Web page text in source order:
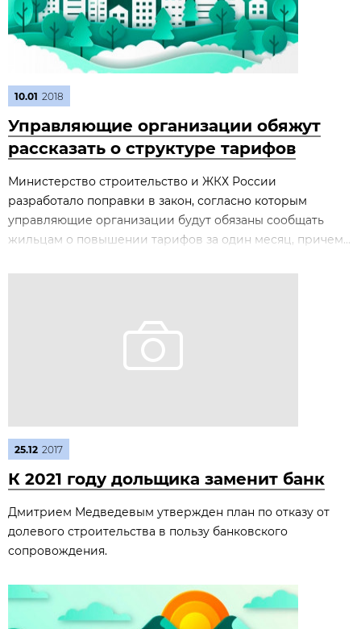
10.01 2018
Управляющие организации обяжут
рассказать о структуре тарифов
Министерство строительство и ЖКХ России
разработало поправки в закон, согласно которым
управляющие организации будут обязаны сообщать
жильцам о повышении тарифов за один месяц, причем...
25.12 2017
К 2021 году дольщика заменит банк
Дмитрием Медведевым утвержден план по отказу от
долевого строительства в пользу банковского
сопровождения.